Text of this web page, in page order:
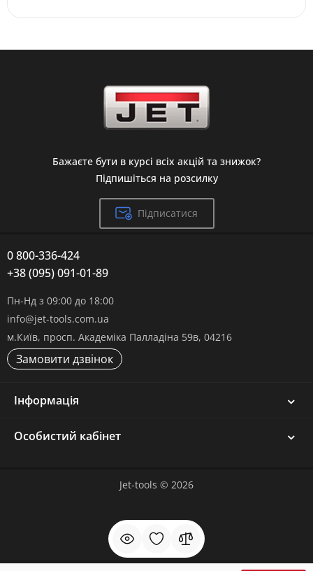
Бажаєте бути в курсі всіх акцій та знижок?
Підпишіться на розсилку
Підписатися
0 800-336-424
+38 (095) 091-01-89
Пн-Нд з 09:00 до 18:00
info@jet-tools.com.ua
м.Київ, просп. Академіка Палладіна 59в, 04216
Замовити дзвінок
Інформація
Особистий кабінет
Jet-tools © 2026